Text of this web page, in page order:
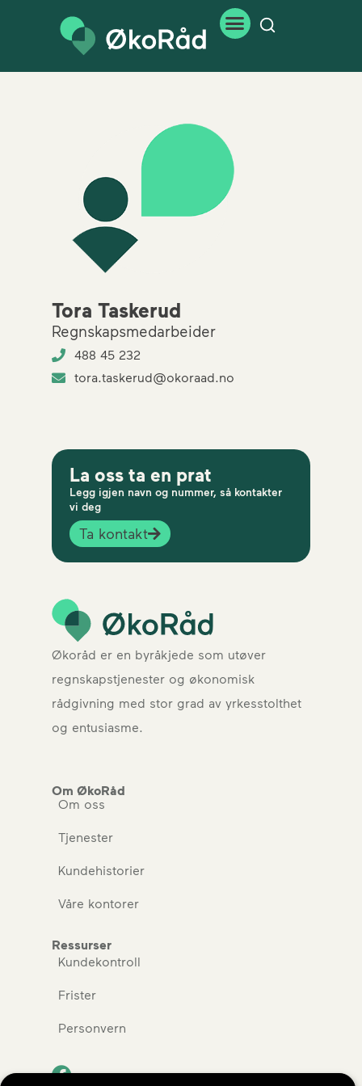
Tora Taskerud
Regnskapsmedarbeider
488 45 232
tora.taskerud@okoraad.no
La oss ta en prat
Legg igjen navn og nummer, så kontakter
vi deg
Ta kontakt
Økoråd er en byråkjede som utøver
regnskapstjenester og økonomisk
rådgivning med stor grad av yrkesstolthet
og entusiasme.
Om ØkoRåd
Om oss
Tjenester
Kundehistorier
Våre kontorer
Ressurser
Kundekontroll
Frister
Personvern